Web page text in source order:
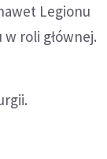
Legionu
roli głównej.